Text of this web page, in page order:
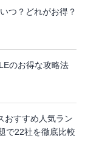
つ？どれがお得？
のお得な攻略法
おすすめ人気ラン
で22社を徹底比較